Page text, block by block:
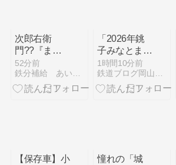
次郎右衛
門??『まず
い棒』の会社
がクラファン
で旧南海電車
52分前
「2026年銚
子みなとまつ
り花火大会」
8月8日開
催！銚子電
1時間10分前
【保存車】小
憧れの「城